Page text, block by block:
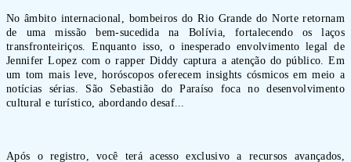
No âmbito internacional, bombeiros do Rio Grande do Norte retornam
de uma missão bem-sucedida na Bolívia, fortalecendo os laços
transfronteiriços. Enquanto isso, o inesperado envolvimento legal de
Jennifer Lopez com o rapper Diddy captura a atenção do público. Em
um tom mais leve, horóscopos oferecem insights cósmicos em meio a
notícias sérias. São Sebastião do Paraíso foca no desenvolvimento
cultural e turístico, abordando desaf...
Após o registro, você terá acesso exclusivo a recursos avançados,